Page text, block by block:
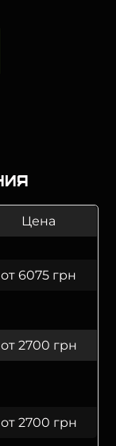
Цена
от 6075 грн
от 2700 грн
от 2700 грн